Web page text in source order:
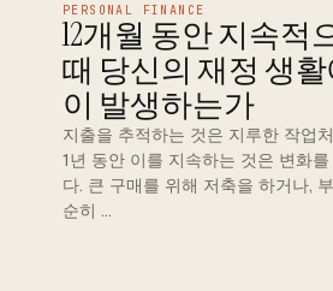
PERSONAL FINANCE
12개월 동안 지속적
때 당신의 재정 생활
이 발생하는가
지출을 추적하는 것은 지루한 작업
1년 동안 이를 지속하는 것은 변화
다. 큰 구매를 위해 저축을 하거나,
순히 …